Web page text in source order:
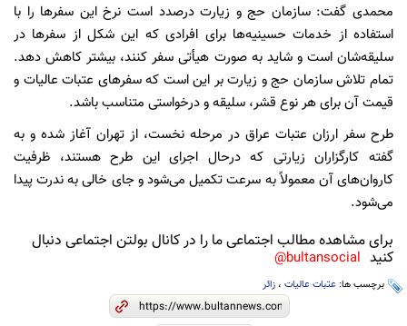
محمدی گفت: سازمان حج و زیارت درصدد است نرخ این سفر‌ها را با
استفاده از خدمات حسینیه‌ها برای افرادی که این شکل از سفر‌ها در
سلیقه‌شان است و شاید به صورت هیأتی سفر کنند، بیشتر کاهش دهد.
تمام تلاش سازمان حج و زیارت بر این است که سفر‌های عتبات عالیات و
قیمت آن برای هر نوع قشر، سلیقه و درخواستی متناسب باشد.
طرح سفر ارزان عتبات عراق در مرحله نخست، از تهران آغاز شده و به
گفته کارگزاران زیارتی که درحال اجرای این طرح هستند، ظرفیت
کاروان‌های آن معمولاً به سرعت تکمیل می‌شود و جای خالی به ندرت پیدا
می‌شود.
برای مشاهده مطالب اجتماعی ما را در کانال بولتن اجتماعی دنبال
کنید bultansocial@
برچسب ها: عتبات عالیات ، زائر